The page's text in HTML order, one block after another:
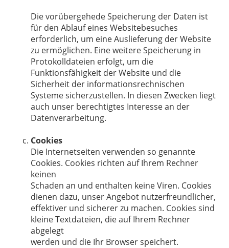
Die vorübergehede Speicherung der Daten ist
für den Ablauf eines Websitebesuches
erforderlich, um eine Auslieferung der Website
zu ermöglichen. Eine weitere Speicherung in
Protokolldateien erfolgt, um die
Funktionsfähigkeit der Website und die
Sicherheit der informationsrechnischen
Systeme sicherzustellen. In diesen Zwecken liegt
auch unser berechtigtes Interesse an der
Datenverarbeitung.
Cookies
Die Internetseiten verwenden so genannte
Cookies. Cookies richten auf Ihrem Rechner
keinen
Schaden an und enthalten keine Viren. Cookies
dienen dazu, unser Angebot nutzerfreundlicher,
effektiver und sicherer zu machen. Cookies sind
kleine Textdateien, die auf Ihrem Rechner
abgelegt
werden und die Ihr Browser speichert.